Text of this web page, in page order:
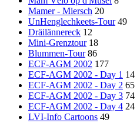
Mamer - Miersch 20
UnHenglechkeets-Tour 49
Dräilännereck 12
Mini-Grenztour 18
Blummen-Tour 86
ECF-AGM 2002 177
ECF-AGM 2002 - Day 1 14
ECF-AGM 2002 - Day 2 65
ECF-AGM 2002 - Day 3 74
ECF-AGM 2002 - Day 4 24
LVI-Info Cartoons 49